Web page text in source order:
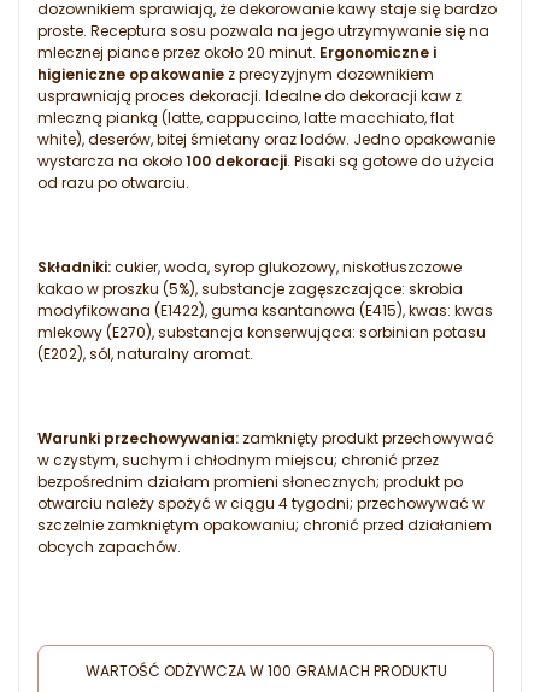
dozownikiem sprawiają, że dekorowanie kawy staje się bardzo
proste. Receptura sosu pozwala na jego utrzymywanie się na
mlecznej piance przez około 20 minut. Ergonomiczne i
higieniczne opakowanie z precyzyjnym dozownikiem
usprawniają proces dekoracji. Idealne do dekoracji kaw z
mleczną pianką (latte, cappuccino, latte macchiato, flat
white), deserów, bitej śmietany oraz lodów. Jedno opakowanie
wystarcza na około100 dekoracji. Pisaki są gotowe do użycia
od razu po otwarciu.
Składniki:cukier, woda, syrop glukozowy, niskotłuszczowe
kakao w proszku (5%), substancje zagęszczające: skrobia
modyfikowana (E1422), guma ksantanowa (E415), kwas: kwas
mlekowy (E270), substancja konserwująca: sorbinian potasu
(E202), sól, naturalny aromat.
Warunki przechowywania: zamknięty produkt przechowywać
w czystym, suchym i chłodnym miejscu; chronić przez
bezpośrednim działam promieni słonecznych; produkt po
otwarciu należy spożyć w ciągu 4 tygodni; przechowywać w
szczelnie zamkniętym opakowaniu; chronić przed działaniem
obcych zapachów.
WARTOŚĆ ODŻYWCZA W 100 GRAMACH PRODUKTU